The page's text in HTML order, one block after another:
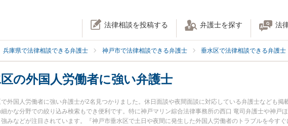
法律相談を投稿する 弁護士を探す 法
兵庫県で法律相談できる弁護士 神戸市で法律相談できる弁護士 垂水区で法律相談できる弁護士
の外国人労働者に強い弁護士
外国人労働者に強い弁護士が2名見つかりました。休日面談や夜間面談に対応している弁護士なども掲
かな分野での絞り込み検索もでき便利です。特に神戸マリン綜合法律事務所の西口 竜司弁護士や神戸
みなどが注目されています。『神戸市垂水区で土日や夜間に発生した外国人労働者のトラブルを今す